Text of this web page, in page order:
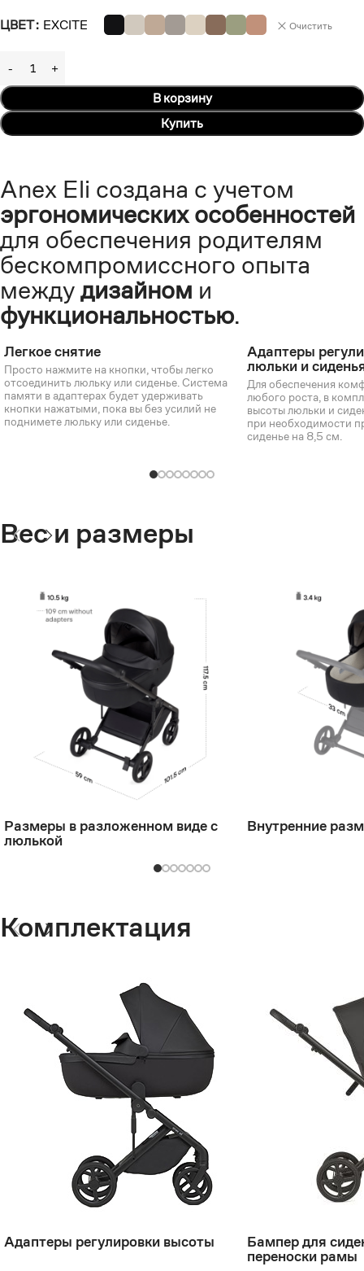
ЦВЕТ EXCITE Очистить
В корзину
Купить
Anex Eli создана с учетом
эргономических особенностей
для обеспечения родителям
бескомпромиссного опыта
междудизайном и
функциональностью.
Легкое снятие
Просто нажмите на кнопки, чтобы легко
отсоединить люльку или сиденье. Система
памяти в адаптерах будет удерживать
кнопки нажатыми, пока вы без усилий не
поднимете люльку или сиденье.
Адаптеры
люльки и
Для обеспечения
любого роста, в
высоты люльки и
при необходимости
сиденье на 8,5 см.
Вес и размеры
Размеры в разложенном виде с
люлькой
Внутренние
Комплектация
Адаптеры регулировки высоты Бампер для
переноски рамы